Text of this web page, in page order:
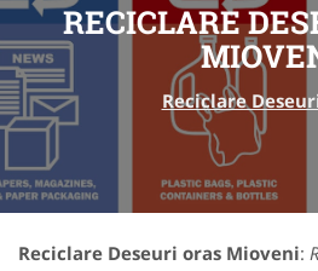
RECICLARE
Reciclare
Reciclare Deseuri oras Mioveni: